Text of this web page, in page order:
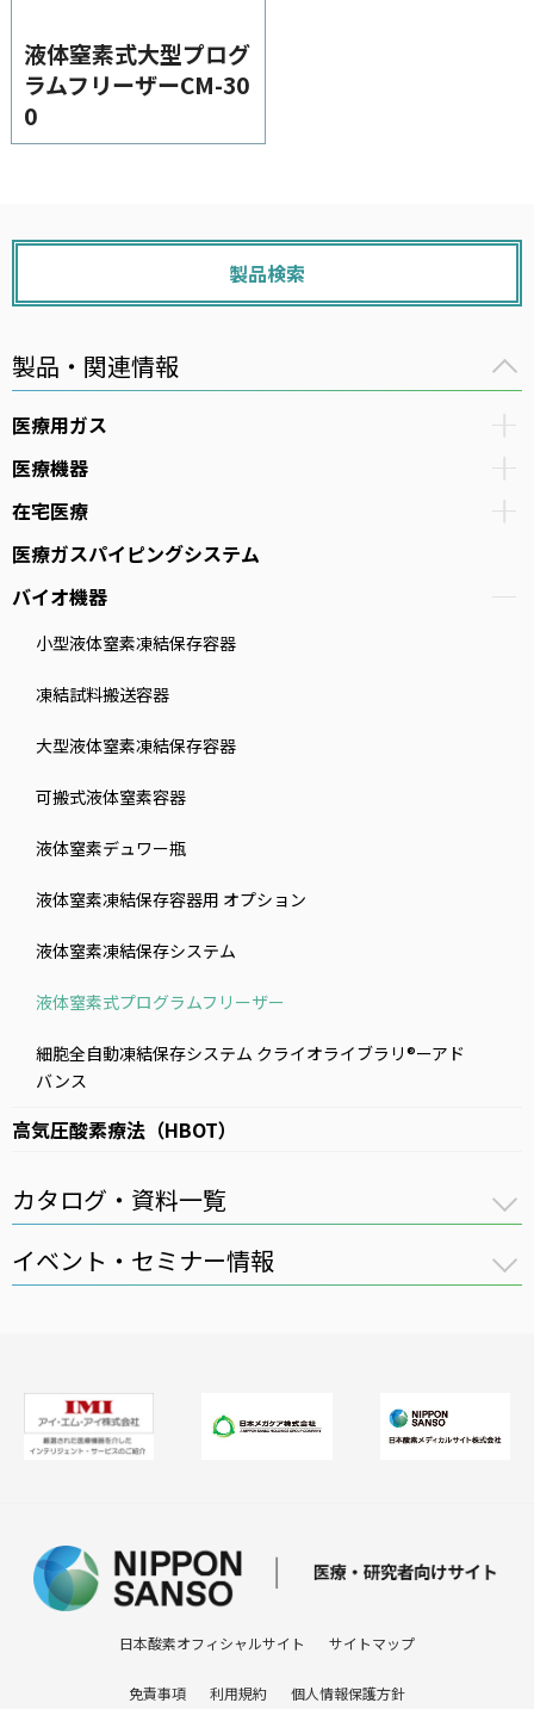
液体窒素式大型プログ
ラムフリーザーCM-30
0
製品検索
製品・関連情報
医療用ガス
医療機器
在宅医療
医療ガスパイピングシステム
バイオ機器
小型液体窒素凍結保存容器
凍結試料搬送容器
大型液体窒素凍結保存容器
可搬式液体窒素容器
液体窒素デュワー瓶
液体窒素凍結保存容器用 オプション
液体窒素凍結保存システム
液体窒素式プログラムフリーザー
細胞全自動凍結保存システム クライオライブラリ®ーアド
バンス
高気圧酸素療法（HBOT）
カタログ・資料一覧
全件表示
在宅医療
医療ガスパイピングシステム
イベント・セミナー情報
日本酸素オフィシャルサイト サイトマップ
免責事項 利用規約 個人情報保護方針